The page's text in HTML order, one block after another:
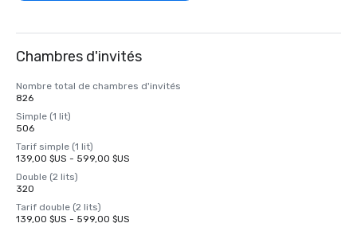
Chambres d'invités
Nombre total de chambres d'invités
826
Simple (1 lit)
506
Tarif simple (1 lit)
139,00 $US - 599,00 $US
Double (2 lits)
320
Tarif double (2 lits)
139,00 $US - 599,00 $US